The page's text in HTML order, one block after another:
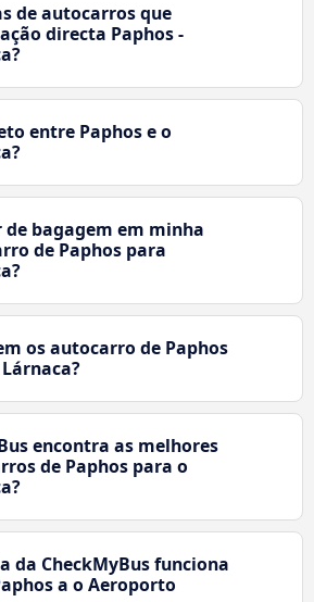
de autocarros que
directa Paphos -
entre Paphos e o
de bagagem em minha
de Paphos para
os autocarro de Paphos
encontra as melhores
de Paphos para o
da CheckMyBus funciona
a o Aeroporto